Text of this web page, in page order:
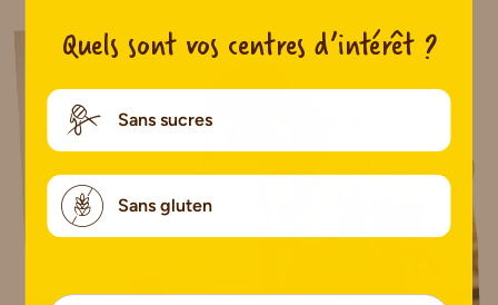
Quels sont vos centres d’intérêt ?
Sans sucres
Sans gluten